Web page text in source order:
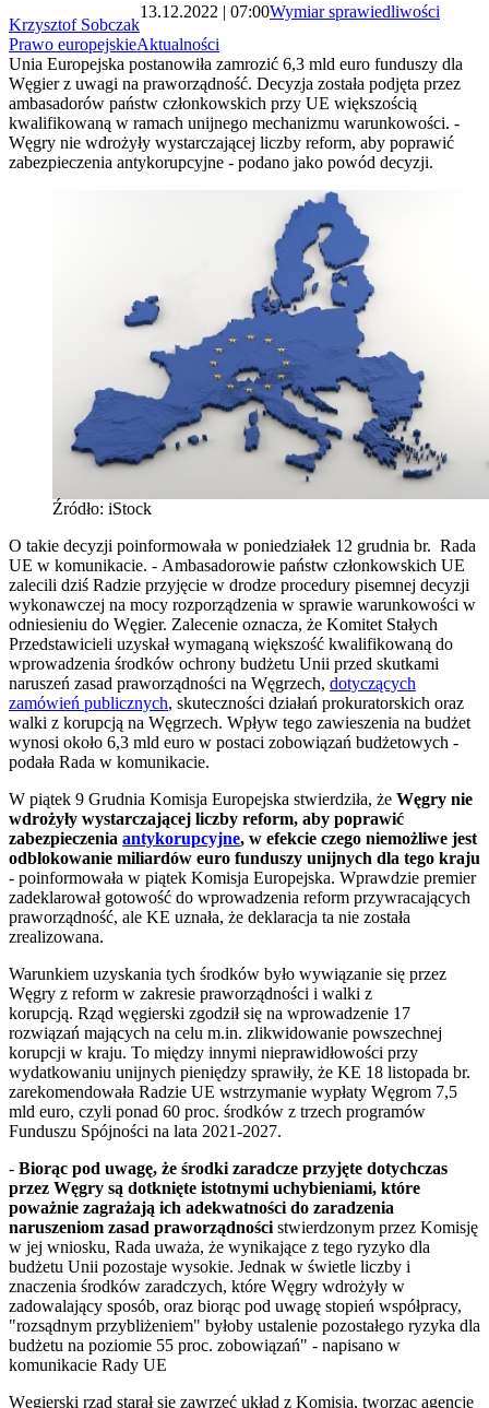
Krzysztof Sobczak
13.12.2022 | 07:00Wymiar sprawiedliwości
Prawo europejskieAktualności
Unia Europejska postanowiła zamrozić 6,3 mld euro funduszy dla
Węgier z uwagi na praworządność. Decyzja została podjęta przez
ambasadorów państw członkowskich przy UE większością
kwalifikowaną w ramach unijnego mechanizmu warunkowości. -
Węgry nie wdrożyły wystarczającej liczby reform, aby poprawić
zabezpieczenia antykorupcyjne - podano jako powód decyzji.
Źródło: iStock
O takie decyzji poinformowała w poniedziałek 12 grudnia br. Rada
UE w komunikacie. - Ambasadorowie państw członkowskich UE
zalecili dziś Radzie przyjęcie w drodze procedury pisemnej decyzji
wykonawczej na mocy rozporządzenia w sprawie warunkowości w
odniesieniu do Węgier. Zalecenie oznacza, że Komitet Stałych
Przedstawicieli uzyskał wymaganą większość kwalifikowaną do
wprowadzenia środków ochrony budżetu Unii przed skutkami
naruszeń zasad praworządności na Węgrzech, dotyczących
zamówień publicznych, skuteczności działań prokuratorskich oraz
walki z korupcją na Węgrzech. Wpływ tego zawieszenia na budżet
wynosi około 6,3 mld euro w postaci zobowiązań budżetowych -
podała Rada w komunikacie.
W piątek 9 Grudnia Komisja Europejska stwierdziła, że Węgry nie
wdrożyły wystarczającej liczby reform, aby poprawić
zabezpieczenia antykorupcyjne, w efekcie czego niemożliwe jest
odblokowanie miliardów euro funduszy unijnych dla tego kraju
- poinformowała w piątek Komisja Europejska. Wprawdzie premier
zadeklarował gotowość do wprowadzenia reform przywracających
praworządność, ale KE uznała, że deklaracja ta nie została
zrealizowana.
Warunkiem uzyskania tych środków było wywiązanie się przez
Węgry z reform w zakresie praworządności i walki z
korupcją. Rząd węgierski zgodził się na wprowadzenie 17
rozwiązań mających na celu m.in. zlikwidowanie powszechnej
korupcji w kraju. To między innymi nieprawidłowości przy
wydatkowaniu unijnych pieniędzy sprawiły, że KE 18 listopada br.
zarekomendowała Radzie UE wstrzymanie wypłaty Węgrom 7,5
mld euro, czyli ponad 60 proc. środków z trzech programów
Funduszu Spójności na lata 2021-2027.
- Biorąc pod uwagę, że środki zaradcze przyjęte dotychczas
przez Węgry są dotknięte istotnymi uchybieniami, które
poważnie zagrażają ich adekwatności do zaradzenia
naruszeniom zasad praworządności stwierdzonym przez Komisję
w jej wniosku, Rada uważa, że wynikające z tego ryzyko dla
budżetu Unii pozostaje wysokie. Jednak w świetle liczby i
znaczenia środków zaradczych, które Węgry wdrożyły w
zadowalający sposób, oraz biorąc pod uwagę stopień współpracy,
"rozsądnym przybliżeniem" byłoby ustalenie pozostałego ryzyka dla
budżetu na poziomie 55 proc. zobowiązań" - napisano w
komunikacie Rady UE
Węgierski rząd starał się zawrzeć układ z Komisją, tworząc agencję